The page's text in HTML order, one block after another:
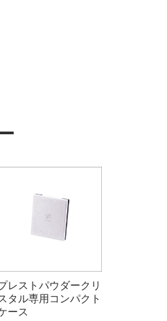
レストパウダークリ
タル専用コンパクト
ース